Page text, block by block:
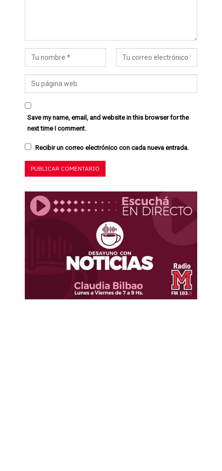
Save my name, email, and website in this browser for the
next time I comment.
Recibir un correo electrónico con cada nueva entrada.